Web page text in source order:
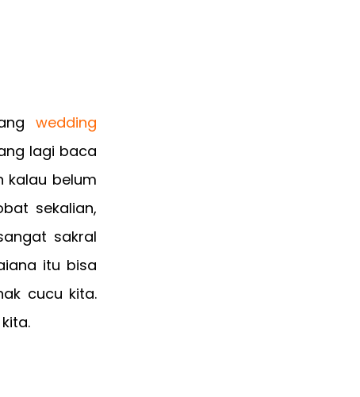
wedding
lagi baca
kalau belum
sekalian,
sakral
itu bisa
cucu kita.